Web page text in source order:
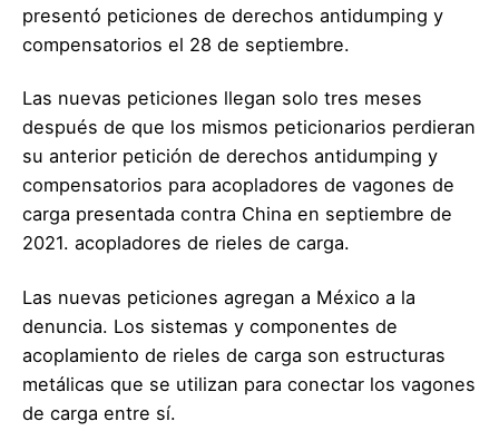
presentó peticiones de derechos antidumping y
compensatorios el 28 de septiembre.
Las nuevas peticiones llegan solo tres meses
después de que los mismos peticionarios perdieran
su anterior petición de derechos antidumping y
compensatorios para acopladores de vagones de
carga presentada contra China en septiembre de
2021. acopladores de rieles de carga.
Las nuevas peticiones agregan a México a la
denuncia. Los sistemas y componentes de
acoplamiento de rieles de carga son estructuras
metálicas que se utilizan para conectar los vagones
de carga entre sí.